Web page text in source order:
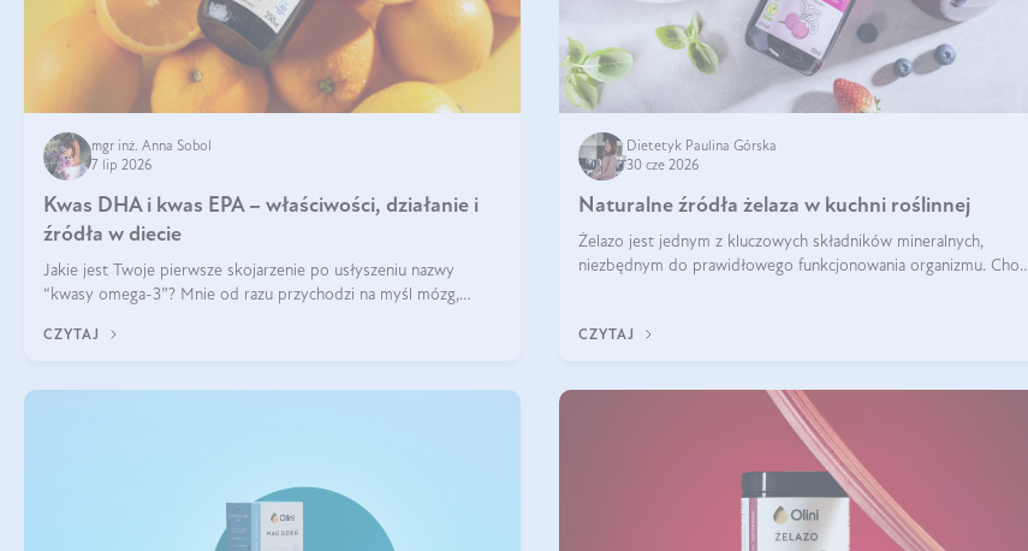
mgr inż. Anna Sobol
7 lip 2026
Kwas DHA i kwas EPA – właściwości, działanie i
źródła w diecie
Jakie jest Twoje pierwsze skojarzenie po usłyszeniu nazwy
“kwasy omega-3”? Mnie od razu przychodzi na myśl mózg,
skupimy się głównie na dwóch kwasach z tej rodziny: DHA oraz
CZYTAJ
Dietetyk Paulina Górska
30 cze 2026
Naturalne źródła żelaza w kuchni roślinnej
Żelazo jest jednym z kluczowych składników mineralnych,
niezbędnym do prawidłowego funkcjonowania organizmu. Choć
źródeł tego pierwiastka.
CZYTAJ